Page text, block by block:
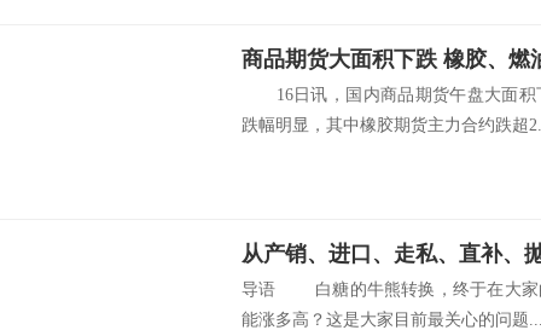
商品期货大面积下跌 橡胶、燃
16日讯，国内商品期货午盘大面积
跌幅明显，其中橡胶期货主力合约跌超
从产销、进口、走私、直补、
导语 白糖的牛熊转换，终于在大家
能涨多高？这是大家目前最关心的问题